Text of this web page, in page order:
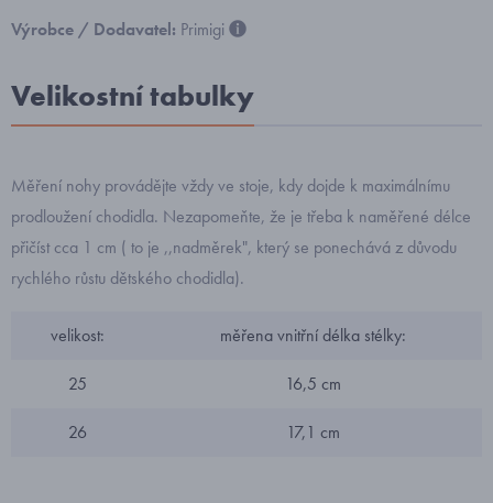
Výrobce / Dodavatel: Primigi
Velikostní tabulky
Měření nohy provádějte vždy ve stoje, kdy dojde k maximálnímu
prodloužení chodidla. Nezapomeňte, že je třeba k naměřené délce
přičíst cca 1 cm ( to je ,,nadměrek", který se ponechává z důvodu
rychlého růstu dětského chodidla).
velikost: měřena vnitřní délka stélky:
25 16,5 cm
26 17,1 cm